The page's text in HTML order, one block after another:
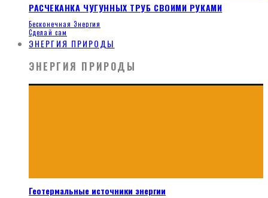
РАСЧЕКАНКА ЧУГУННЫХ ТРУБ СВОИМИ РУКАМИ
Бесконечная Энергия
Сделай сам
ЭНЕРГИЯ ПРИРОДЫ
ЭНЕРГИЯ ПРИРОДЫ
Геотермальные источники энергии